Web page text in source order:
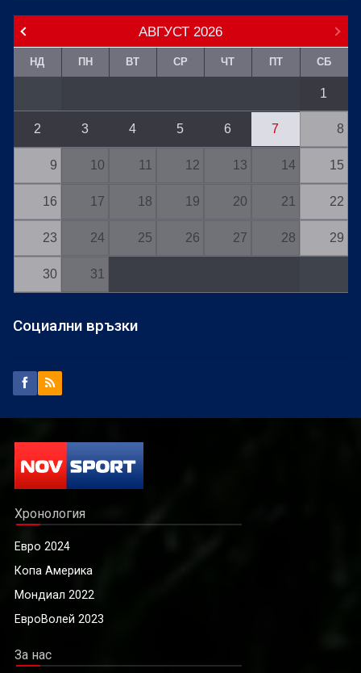
АВГУСТ 2026
НД ПН ВТ СР ЧТ ПТ СБ
1
2 3 4 5 6 7 8
9 10 11 12 13 14 15
16 17 18 19 20 21 22
23 24 25 26 27 28 29
30 31
Социални връзки
Хронология
Евро 2024
Копа Америка
Мондиал 2022
ЕвроВолей 2023
За нас